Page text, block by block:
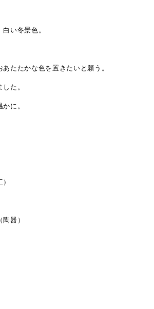
い冬景色。
たたかな色を置きたいと願う。
た。
に。
器）